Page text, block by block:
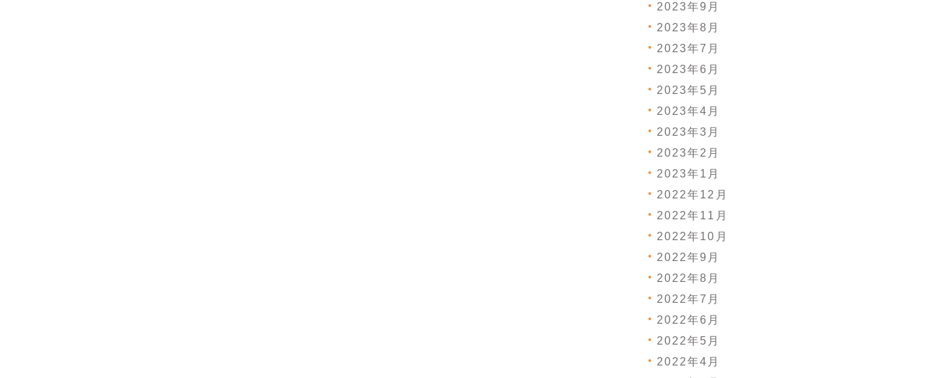
2023年9月
2023年8月
2023年7月
2023年6月
2023年5月
2023年4月
2023年3月
2023年2月
2023年1月
2022年12月
2022年11月
2022年10月
2022年9月
2022年8月
2022年7月
2022年6月
2022年5月
2022年4月